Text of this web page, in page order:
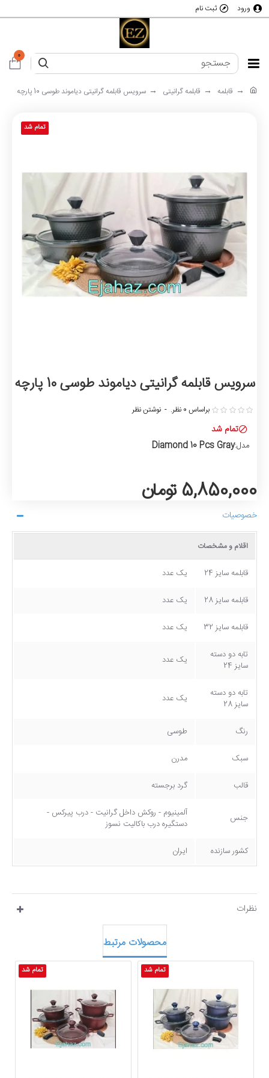
ورود ثبت نام
0
قابلمه قابلمه گرانیتی سرویس قابلمه گرانیتی دیاموند طوسی 10 پارچه
تمام شد
سرویس قابلمه گرانیتی دیاموند طوسی 10 پارچه
تمام شد
مدل:Diamond 10 Pcs Gray
براساس 0 نظر. - نوشتن نظر
5,850,000 تومان
خصوصیات
اقلام و مشخصات
قابلمه سایز 24 یک عدد
قابلمه سایز 28 یک عدد
قابلمه سایز 32 یک عدد
تابه دو دسته
سایز 24
یک عدد
تابه دو دسته
سایز 28
یک عدد
رنگ طوسی
سبک مدرن
قالب گرد برجسته
جنس
آلمینیوم - روکش داخل گرانیت - درب پیرکس -
دستگیره درب باکالیت نسوز
کشور سازنده ایران
نظرات
محصولات مرتبط
تمام شد تمام شد